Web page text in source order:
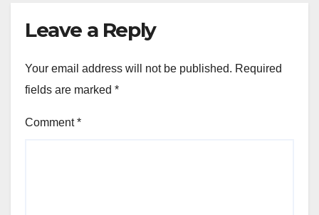
Leave a Reply
Your email address will not be published. Required
fields are marked *
Comment*